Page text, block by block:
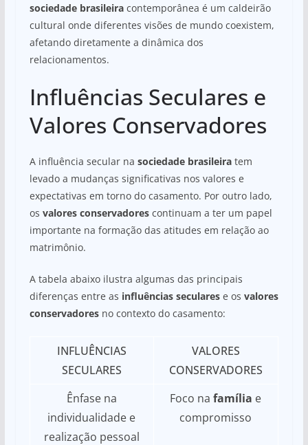
sociedade brasileiracontemporânea é um caldeirão
cultural onde diferentes visões de mundo coexistem,
afetando diretamente a dinâmica dos
relacionamentos.
Influências Seculares e
Valores Conservadores
A influência secular na sociedade brasileiratem
levado a mudanças significativas nos valores e
expectativas em torno do casamento. Por outro lado,
os valores conservadorescontinuam a ter um papel
importante na formação das atitudes em relação ao
matrimônio.
A tabela abaixo ilustra algumas das principais
diferenças entre as influências secularese os valores
conservadoresno contexto do casamento:
INFLUÊNCIAS
SECULARES
VALORES
CONSERVADORES
Ênfase na
individualidade e
realização pessoal
Foco nafamília e
compromisso